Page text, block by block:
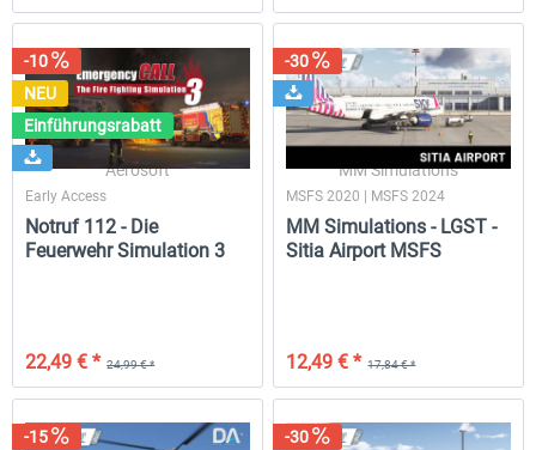
-10
NEU
Einführungsrabatt
Aerosoft
Early Access
Notruf 112 - Die
Feuerwehr Simulation 3
24,99 € *
22,49 € *
-30
MM Simulations
MSFS 2020 | MSFS 2024
MM Simulations - LGST -
Sitia Airport MSFS
17,84 € *
12,49 € *
-15 -30